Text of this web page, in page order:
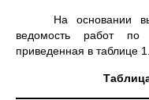
На основании
ведомость работ по
приведенная в таблице